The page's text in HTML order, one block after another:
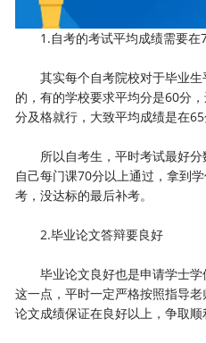
1.自考的考试平均成绩需要在
其实每个自考院校对于毕业生
的，有的学校要求平均分是60分
分及格就行，大致平均成绩是在65
所以自考生，平时考试最好分
自己每门课70分以上通过，拿到
考，没达标的最后补考。
2.毕业论文答辩要良好
毕业论文良好也是申请学士学
这一点，平时一定严格按照指导
论文成绩保证在良好以上，争取顺